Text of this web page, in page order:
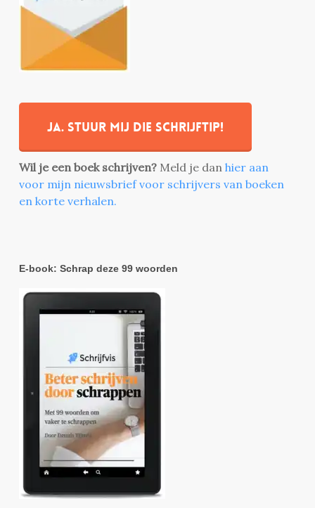
Ja. stuur mij die schrijftip!
Wil je een boek schrijven? Meld je dan hier aan
voor mijn nieuwsbrief voor schrijvers van boeken
en korte verhalen.
E-book: Schrap deze 99 woorden